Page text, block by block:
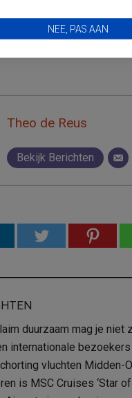
ook samen met Hanita
Theo de Reus
Bekijk Berichten
duurzaam mag je niet
internationale
vluchten Midden-
is MSC Cruises ‘Star
NEE, PAS AAN